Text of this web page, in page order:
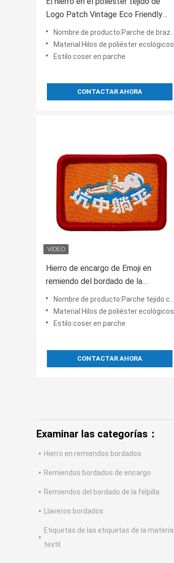
Logo Patch Vintage Eco Friendly
rosca remiendos tejidos del
sombrero
Nombre de producto:Parche de brazo tejido
Material:Hilos de poliéster ecológicos
Estilo:coser en parche
CONTACTAR AHORA
Hierro de encargo de Emoji en
remiendo del bordado de la
frontera de Jean Patches Woven
Label Patches Merrow
Nombre de producto:Parche tejido con borde Merrow
Material:Hilos de poliéster ecológicos
Estilo:coser en parche
CONTACTAR AHORA
Examinar las categorías：
Hierro en remiendos bordados
Remiendos bordados de encargo
Remiendos del bordado de la felpilla
Llaveros bordados
Etiquetas de las etiquetas de la materia
textil